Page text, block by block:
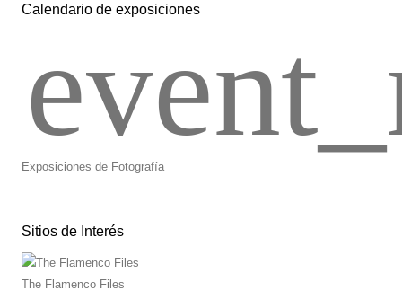
Calendario de exposiciones
Exposiciones de Fotografía
Sitios de Interés
The Flamenco Files